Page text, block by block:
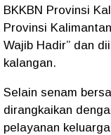
BKKBN Provinsi
Provinsi
Wajib Hadir” dan
kalangan.
Selain senam
dirangkaikan
pelayanan